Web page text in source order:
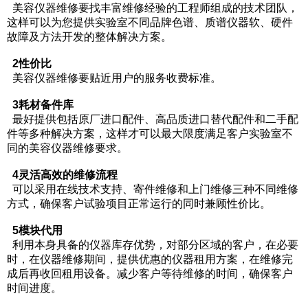
美容仪器维修要找丰富维修经验的工程师组成的技术团队，
这样可以为您提供实验室不同品牌色谱、质谱仪器软、硬件
故障及方法开发的整体解决方案。
2性价比
美容仪器维修要贴近用户的服务收费标准。
3耗材备件库
最好提供包括原厂进口配件、高品质进口替代配件和二手配
件等多种解决方案，这样才可以最大限度满足客户实验室不
同的美容仪器维修要求。
4灵活高效的维修流程
可以采用在线技术支持、寄件维修和上门维修三种不同维修
方式，确保客户试验项目正常运行的同时兼顾性价比。
5模块代用
利用本身具备的仪器库存优势，对部分区域的客户，在必要
时，在仪器维修期间，提供优惠的仪器租用方案，在维修完
成后再收回租用设备。减少客户等待维修的时间，确保客户
时间进度。